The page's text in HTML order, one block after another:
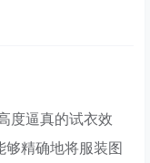
度逼真的试衣效
够精确地将服装图